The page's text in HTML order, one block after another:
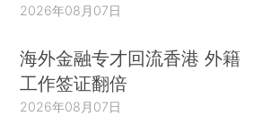
2026年08月07日
海外金融专才回流香港 外籍
工作签证翻倍
2026年08月07日